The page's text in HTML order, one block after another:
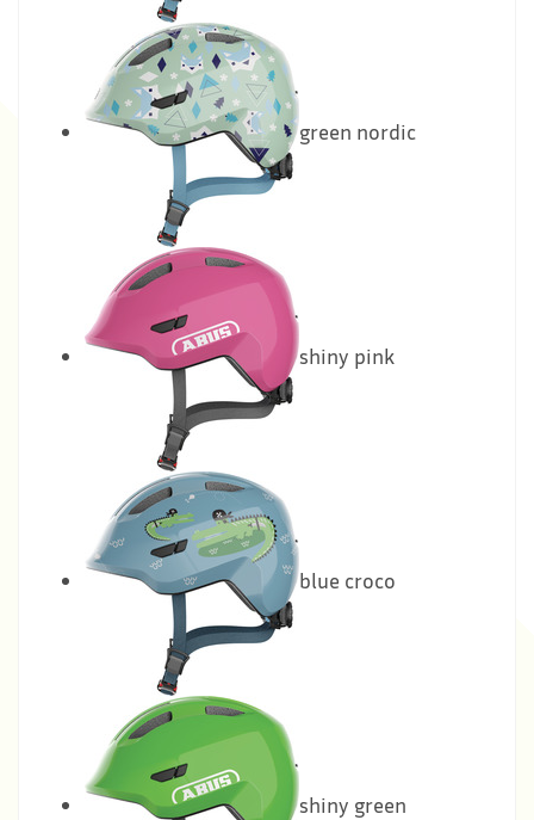
green nordic
shiny pink
blue croco
shiny green